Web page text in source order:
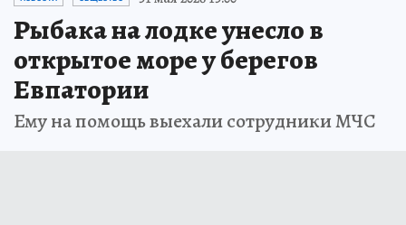
Рыбака на лодке унесло в
открытое море у берегов
Евпатории
Ему на помощь выехали сотрудники МЧС